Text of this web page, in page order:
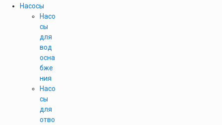
Насосы
Насо
сы
для
вод
осна
бже
ния
Насо
сы
для
отво